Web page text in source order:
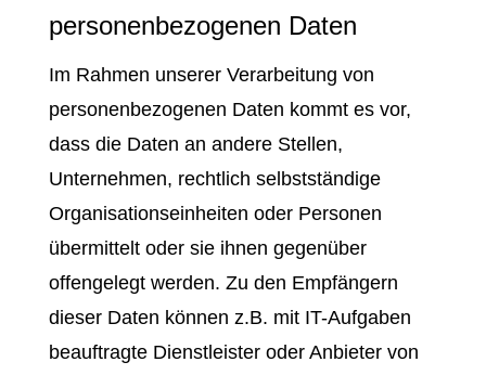
personenbezogenen Daten
Im Rahmen unserer Verarbeitung von
personenbezogenen Daten kommt es vor,
dass die Daten an andere Stellen,
Unternehmen, rechtlich selbstständige
Organisationseinheiten oder Personen
übermittelt oder sie ihnen gegenüber
offengelegt werden. Zu den Empfängern
dieser Daten können z.B. mit IT-Aufgaben
beauftragte Dienstleister oder Anbieter von